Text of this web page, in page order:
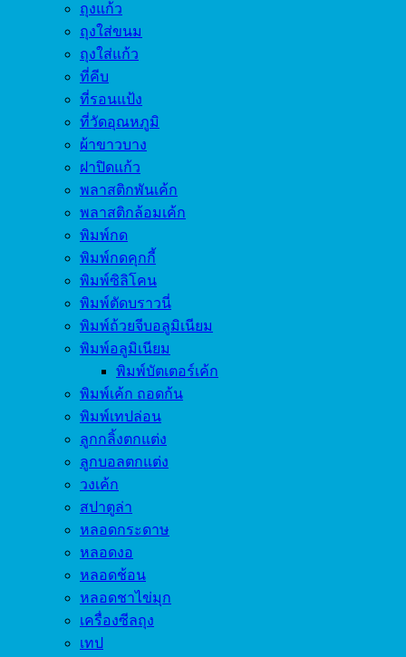
ถุงแก้ว
ถุงใส่ขนม
ถุงใส่แก้ว
ที่คีบ
ที่รอนแป้ง
ที่วัดอุณหภูมิ
ผ้าขาวบาง
ฝาปิดแก้ว
พลาสติกพันเค้ก
พลาสติกล้อมเค้ก
พิมพ์กด
พิมพ์กดคุกกี้
พิมพ์ซิลิโคน
พิมพ์ตัดบราวนี่
พิมพ์ถ้วยจีบอลูมิเนียม
พิมพ์อลูมิเนียม
พิมพ์บัตเตอร์เค้ก
พิมพ์เค้ก ถอดก้น
พิมพ์เทปล่อน
ลูกกลิ้งตกแต่ง
ลูกบอลตกแต่ง
วงเค้ก
สปาตูล่า
หลอดกระดาษ
หลอดงอ
หลอดช้อน
หลอดชาไข่มุก
เครื่องซีลถุง
เทป